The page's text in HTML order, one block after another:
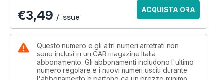
Accelera come una supercar, ma curva come un Defender…
Nell’esplosiva 1M BMW ha esagerato con la dose consigliata
sulla confezione della serie 1.
Mercedes accorcia le distanze
Nella fremente classe delle due volumi, dominata da BMW e
€3,49 / issue
ACQUISTA ORA
Questo numero e gli altri numeri arretrati non
sono inclusi in un CAR magazine Italia
abbonamento. Gli abbonamenti includono l'ultimo
numero regolare e i nuovi numeri usciti durante
l'abbonamento e partono da un prezzo minimo